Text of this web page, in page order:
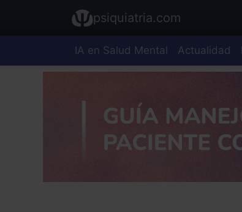
psiquiatria.com
IA en Salud Mental Actualidad